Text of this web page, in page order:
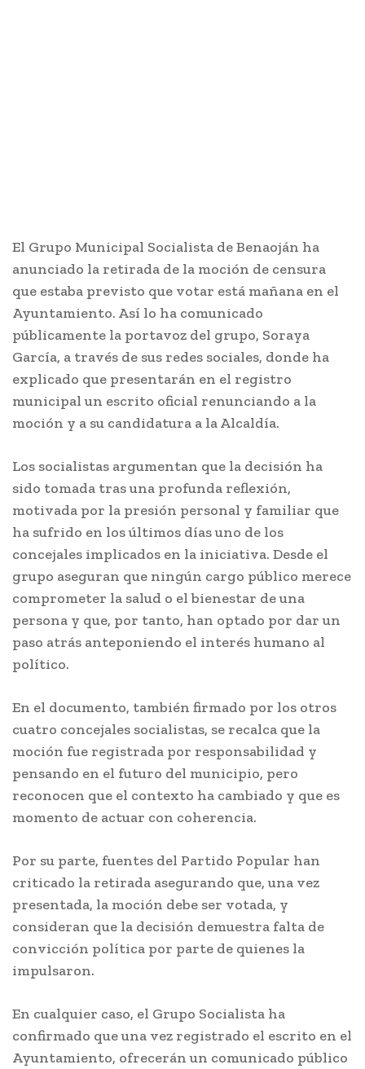
El Grupo Municipal Socialista de Benaoján ha
anunciado la retirada de la moción de censura
que estaba previsto que votar está mañana en el
Ayuntamiento. Así lo ha comunicado
públicamente la portavoz del grupo, Soraya
García, a través de sus redes sociales, donde ha
explicado que presentarán en el registro
municipal un escrito oficial renunciando a la
moción y a su candidatura a la Alcaldía.
Los socialistas argumentan que la decisión ha
sido tomada tras una profunda reflexión,
motivada por la presión personal y familiar que
ha sufrido en los últimos días uno de los
concejales implicados en la iniciativa. Desde el
grupo aseguran que ningún cargo público merece
comprometer la salud o el bienestar de una
persona y que, por tanto, han optado por dar un
paso atrás anteponiendo el interés humano al
político.
En el documento, también firmado por los otros
cuatro concejales socialistas, se recalca que la
moción fue registrada por responsabilidad y
pensando en el futuro del municipio, pero
reconocen que el contexto ha cambiado y que es
momento de actuar con coherencia.
Por su parte, fuentes del Partido Popular han
criticado la retirada asegurando que, una vez
presentada, la moción debe ser votada, y
consideran que la decisión demuestra falta de
convicción política por parte de quienes la
impulsaron.
En cualquier caso, el Grupo Socialista ha
confirmado que una vez registrado el escrito en el
Ayuntamiento, ofrecerán un comunicado público